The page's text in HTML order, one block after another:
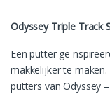
Odyssey Triple Track
Een putter
makkelijker te
putters van Odyssey